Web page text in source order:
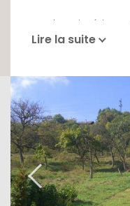
Le plans
indicatif.
Le prix de vente
d'architecte et
écologique et
Lire la suite